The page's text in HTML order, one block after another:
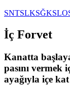
SNTSLKSĞKSLO
İç Forvet
Kanatta
pasını
ayağıyla içe